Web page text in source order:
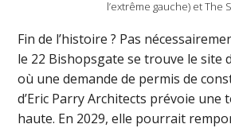
l’extrême gauche) et The
Fin de l’histoire ? Pas
le 22 Bishopsgate se trouve le site
où une demande de permis de
d’Eric Parry Architects prévoie une
haute. En 2029, elle pourrait